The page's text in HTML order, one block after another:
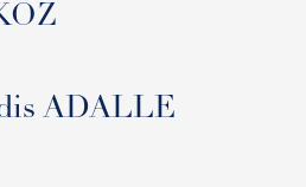
ADALLE